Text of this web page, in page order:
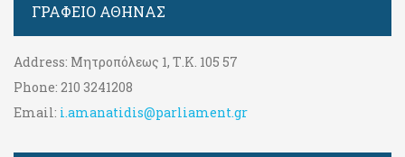
ΓΡΑΦΕΊΟ ΑΘΉΝΑΣ
Address: Μητροπόλεως 1, Τ.Κ. 105 57
Phone: 210 3241208
Email: i.amanatidis@parliament.gr